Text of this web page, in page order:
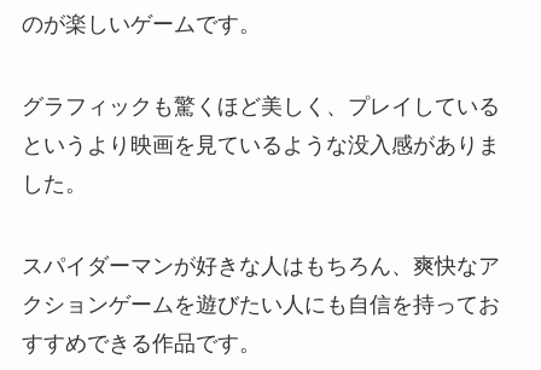
のが楽しいゲームです。
グラフィックも驚くほど美しく、プレイしている
というより映画を見ているような没入感がありま
した。
スパイダーマンが好きな人はもちろん、爽快なア
クションゲームを遊びたい人にも自信を持ってお
すすめできる作品です。